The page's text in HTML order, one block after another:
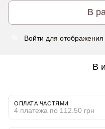
В
Войти для отображения
В
ОПЛАТА ЧАСТЯМИ
4 платежа по 112.50 грн